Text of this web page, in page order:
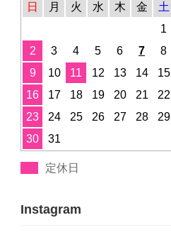
日
月 火 水 木 金
土
1
2
3 4 5 6 7
8
9
10 11 12 13 14
15
16
17 18 19 20 21
22
23
24 25 26 27 28
29
30
31
定休日
Instagram